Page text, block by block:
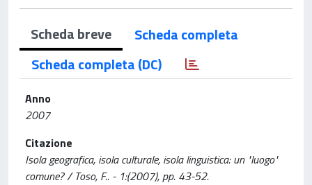
Scheda breve
Scheda completa
Scheda completa (DC)
Anno
2007
Citazione
Isola geografica, isola culturale, isola linguistica: un "luogo"
comune? / Toso, F.. - 1:(2007), pp. 43-52.